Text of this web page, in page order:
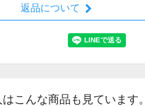
返品について
こんな商品も見ています。